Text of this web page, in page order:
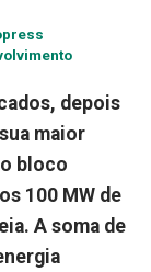
depois
maior
bloco
100 MW de
A soma de